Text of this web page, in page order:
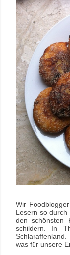
Wir Foodblogger
Lesern so durch
den schönsten
schildern. In
was für unsere